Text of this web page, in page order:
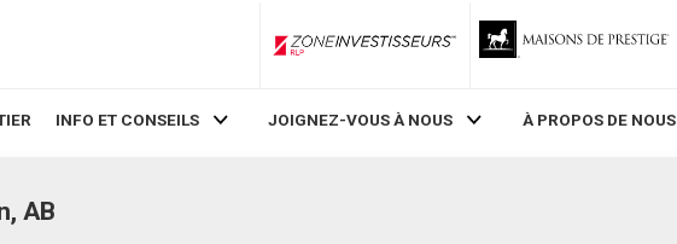
ZoneInvestisseurs RLP
INFO ET CONSEILS JOIGNEZ-VOUS À NOUS À PROPOS DE NOUS
AB